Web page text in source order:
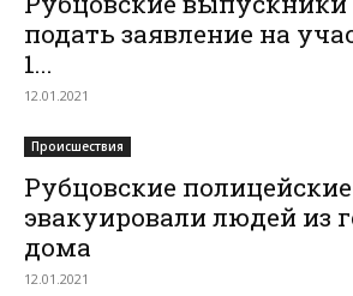
подать заявление на
1...
12.01.2021
Происшествия
Рубцовские полицейские
эвакуировали людей из
дома
12.01.2021